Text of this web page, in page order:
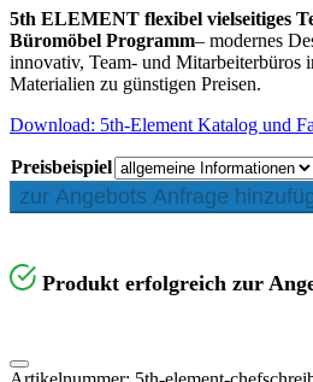
5th ELEMENT flexibel vielseitiges
Büromöbel Programm– modernes
innovativ, Team- und Mitarbeiterbüros
Materialien zu günstigen Preisen.
Download: 5th-Element Katalog und
Preisbeispiel
zur Angebots Anfrage
Produkt erfolgreich zur